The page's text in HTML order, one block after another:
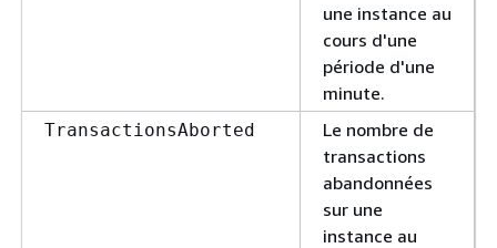
une instance au
cours d'une
période d'une
minute.
TransactionsAborted
Le nombre de
transactions
abandonnées
sur une
instance au